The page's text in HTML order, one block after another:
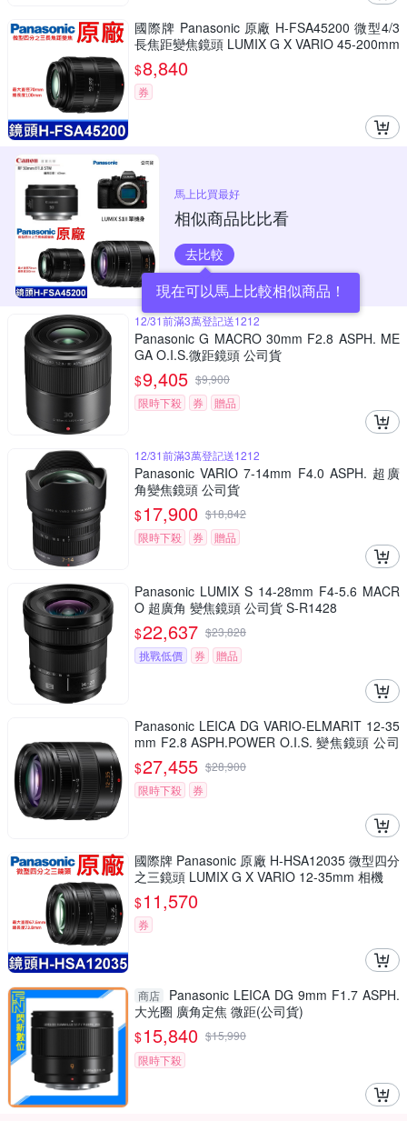
國際牌 Panasonic 原廠 H-FSA45200 微型4/3
長焦距變焦鏡頭 LUMIX G X VARIO 45-200mm
單眼鏡頭 相機
$8,840
券
馬上比買最好
相似商品比比看
去比較
現在可以馬上比較相似商品！
12/31前滿3萬登記送1212
Panasonic G MACRO 30mm F2.8 ASPH. ME
GA O.I.S.微距鏡頭 公司貨
$9,405 $9,900
限時下殺
券 贈品
12/31前滿3萬登記送1212
Panasonic VARIO 7-14mm F4.0 ASPH. 超廣
角變焦鏡頭 公司貨
$17,900 $18,842
限時下殺
券 贈品
Panasonic LUMIX S 14-28mm F4-5.6 MACR
O 超廣角 變焦鏡頭 公司貨 S-R1428
$22,637 $23,828
挑戰低價
券 贈品
Panasonic LEICA DG VARIO-ELMARIT 12-35
mm F2.8 ASPH.POWER O.I.S. 變焦鏡頭 公司
貨 H-ES12035
$27,455 $28,900
限時下殺
券
國際牌 Panasonic 原廠 H-HSA12035 微型四分
之三鏡頭 LUMIX G X VARIO 12-35mm 相機
$11,570
券
商店
Panasonic LEICA DG 9mm F1.7 ASPH.
大光圈 廣角定焦 微距(公司貨)
$15,840 $15,990
限時下殺